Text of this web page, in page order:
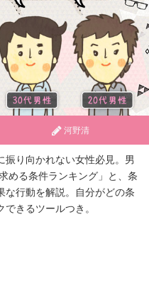
河野清
振り向かれない女性必見。男
める条件ランキング」と、条
な行動を解説。自分がどの条
きるツールつき。